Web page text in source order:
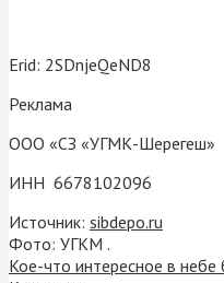
Erid: 2SDnjeQeND8
Реклама
ООО «СЗ «УГМК-Шерегеш»
ИНН 6678102096
Источник: sibdepo.ru
Фото: УГКМ .
Кое-что интересное в